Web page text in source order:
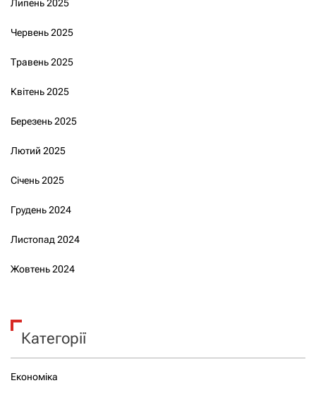
Липень 2025
Червень 2025
Травень 2025
Квітень 2025
Березень 2025
Лютий 2025
Січень 2025
Грудень 2024
Листопад 2024
Жовтень 2024
Категорії
Економіка